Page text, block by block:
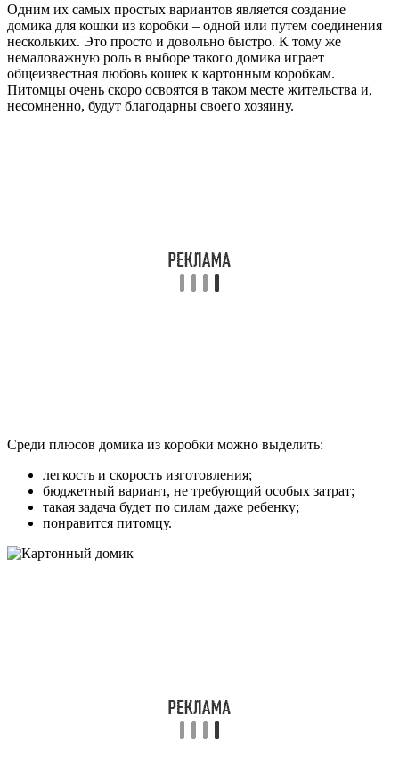
Одним их самых простых вариантов является создание
домика для кошки из коробки – одной или путем соединения
нескольких. Это просто и довольно быстро. К тому же
немаловажную роль в выборе такого домика играет
общеизвестная любовь кошек к картонным коробкам.
Питомцы очень скоро освоятся в таком месте жительства и,
несомненно, будут благодарны своего хозяину.
Среди плюсов домика из коробки можно выделить:
легкость и скорость изготовления;
бюджетный вариант, не требующий особых затрат;
такая задача будет по силам даже ребенку;
понравится питомцу.